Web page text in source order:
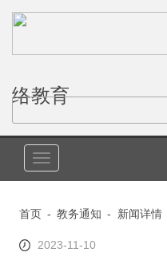
络教育
切
换
航
首页 - 教务通知 - 新闻详情
2023-11-10